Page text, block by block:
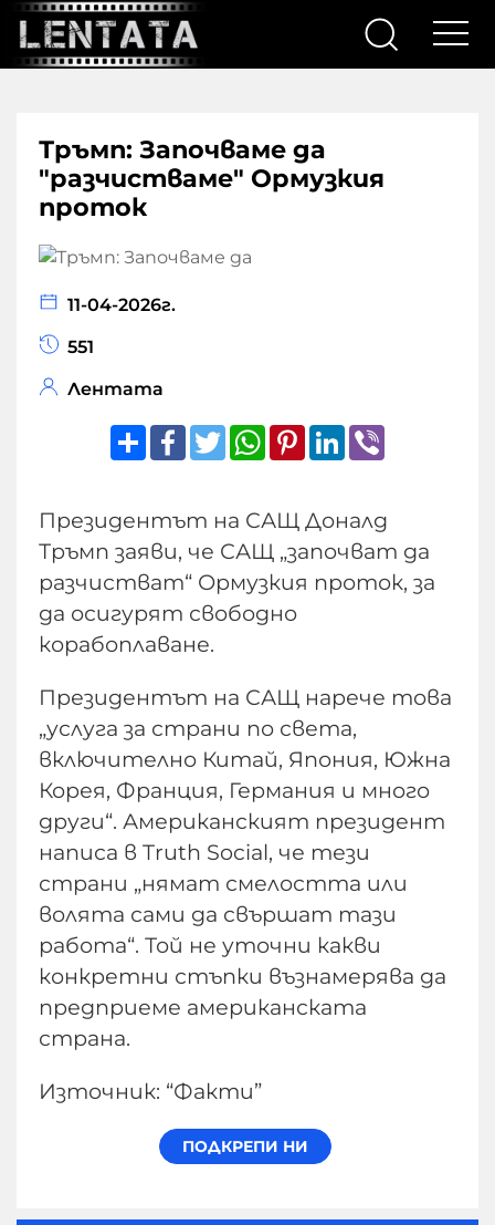
Тръмп: Започваме да
"разчистваме" Ормузкия
проток
11-04-2026г.
551
Лентата
ShareFacebook
TwitterWhatsApp
Pinterest
LinkedIn
Президентът на САЩ Доналд
Тръмп заяви, че САЩ „започват да
разчистват“ Ормузкия проток, за
да осигурят свободно
корабоплаване.
Президентът на САЩ нарече това
„услуга за страни по света,
включително Китай, Япония, Южна
Корея, Франция, Германия и много
други“. Американският президент
написа в Truth Social, че тези
страни „нямат смелостта или
волята сами да свършат тази
работа“. Той не уточни какви
конкретни стъпки възнамерява да
предприеме американската
страна.
Източник: “Факти”